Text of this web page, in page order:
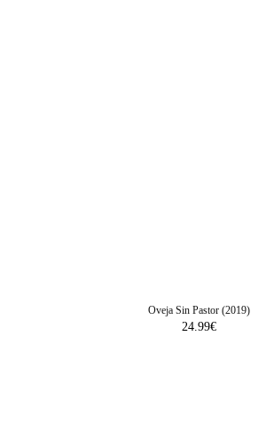
Oveja Sin Pastor (2019)
24.99€